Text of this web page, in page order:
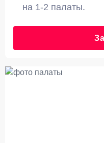
на 1-2 палаты.